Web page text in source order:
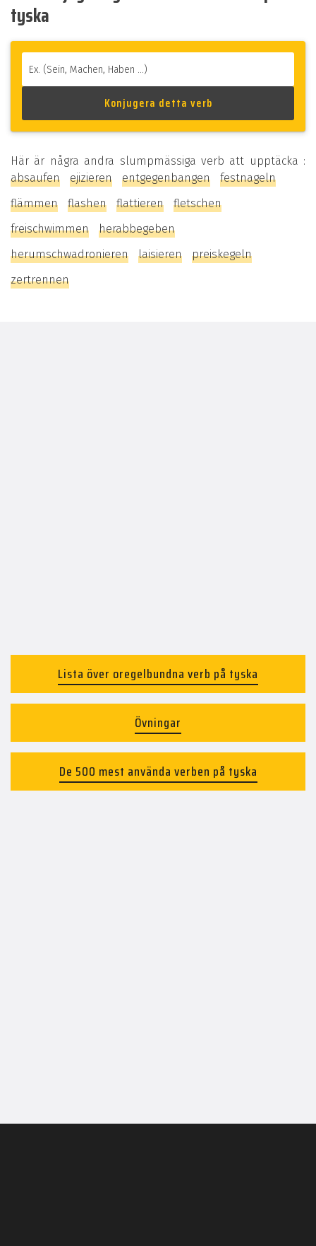
tyska
Här är några andra slumpmässiga verb att upptäcka :
absaufen
ejizieren entgegenbangen
festnageln
flämmen
flashen flattieren
fletschen
freischwimmen
herabbegeben
herumschwadronieren
laisieren
preiskegeln
zertrennen
Lista över oregelbundna verb på tyska
Övningar
De 500 mest använda verben på tyska